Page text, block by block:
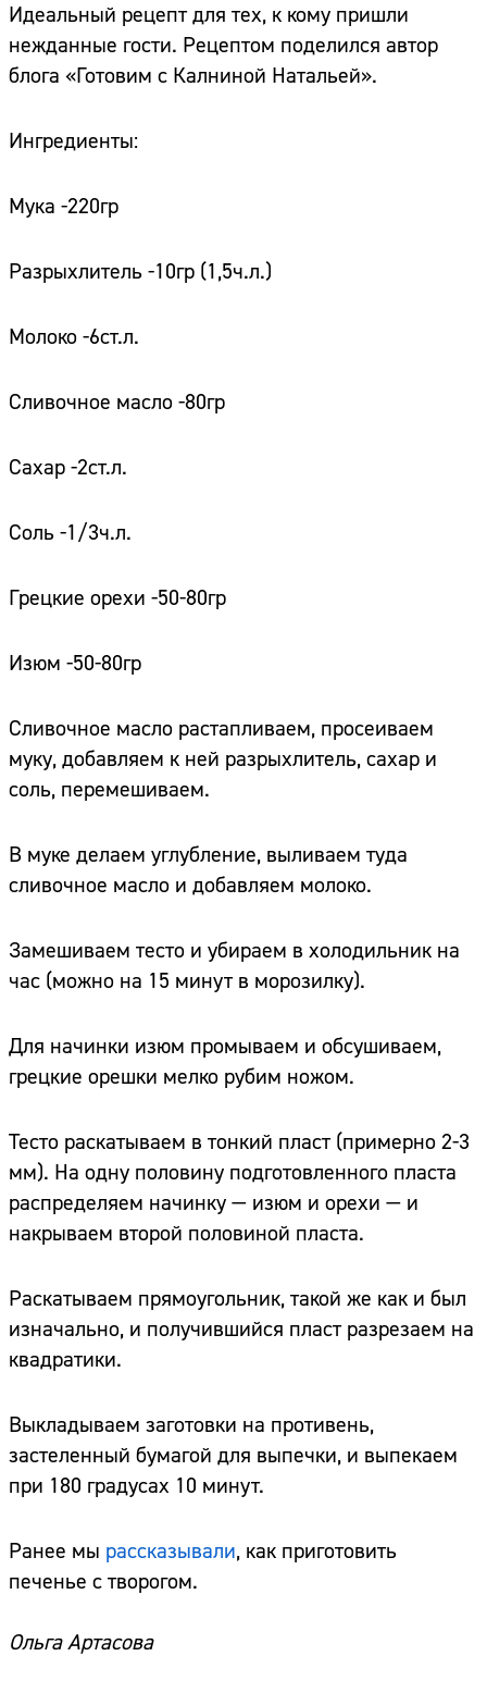
Идеальный рецепт для тех, к кому пришли
нежданные гости. Рецептом поделился автор
блога «Готовим с Калниной Натальей».
Ингредиенты:
Мука -220гр
Разрыхлитель -10гр (1,5ч.л.)
Молоко -6ст.л.
Сливочное масло -80гр
Сахар -2ст.л.
Соль -1/3ч.л.
Грецкие орехи -50-80гр
Изюм -50-80гр
Сливочное масло растапливаем, просеиваем
муку, добавляем к ней разрыхлитель, сахар и
соль, перемешиваем.
В муке делаем углубление, выливаем туда
сливочное масло и добавляем молоко.
Замешиваем тесто и убираем в холодильник на
час (можно на 15 минут в морозилку).
Для начинки изюм промываем и обсушиваем,
грецкие орешки мелко рубим ножом.
Тесто раскатываем в тонкий пласт (примерно 2-3
мм). На одну половину подготовленного пласта
распределяем начинку — изюм и орехи — и
накрываем второй половиной пласта.
Раскатываем прямоугольник, такой же как и был
изначально, и получившийся пласт разрезаем на
квадратики.
Выкладываем заготовки на противень,
застеленный бумагой для выпечки, и выпекаем
при 180 градусах 10 минут.
Ранее мы рассказывали, как приготовить
печенье с творогом.
Ольга Артасова